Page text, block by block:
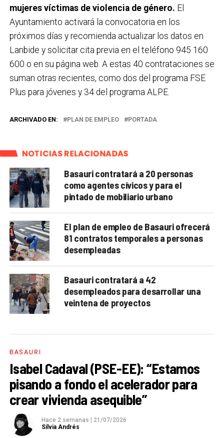
mujeres víctimas de violencia de género. El
Ayuntamiento activará la convocatoria en los
próximos días y recomienda actualizar los datos en
Lanbide y solicitar cita previa en el teléfono 945 160
600 o en su página web. A estas 40 contrataciones se
suman otras recientes, como dos del programa FSE
Plus para jóvenes y 34 del programa ALPE.
ARCHIVADO EN: PLAN DE EMPLEO PORTADA
NOTICIAS RELACIONADAS
Basauri contratará a 20 personas
como agentes cívicos y para el
pintado de mobiliario urbano
El plan de empleo de Basauri ofrecerá
81 contratos temporales a personas
desempleadas
Basauri contratará a 42
desempleados para desarrollar una
veintena de proyectos
BASAURI
Isabel Cadaval (PSE-EE): “Estamos
pisando a fondo el acelerador para
crear vivienda asequible”
Hace 2 semanas
21/07/2026
Silvia Andrés